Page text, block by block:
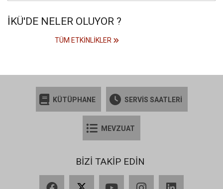
İKÜ'DE NELER OLUYOR ?
TÜM ETKINLIKLER
KÜTÜPHANE SERVİS SAATLERİ
MEVZUAT
BİZİ TAKİP EDİN